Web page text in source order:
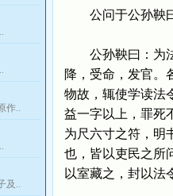
作..
及..
公问于公孙鞅曰
公孙鞅曰：为法
降，受命，发官。
物故，辄使学读法
益一字以上，罪死
为尺六寸之符，明
也，皆以吏民之所
以室藏之，封以法